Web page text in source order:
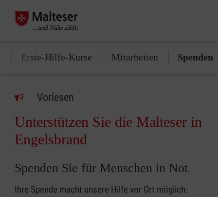
Erste-Hilfe-Kurse Mitarbeiten Spenden
Vorlesen
Unterstützen Sie die Malteser in
Engelsbrand
Spenden Sie für Menschen in Not
Ihre Spende macht unsere Hilfe vor Ort möglich: